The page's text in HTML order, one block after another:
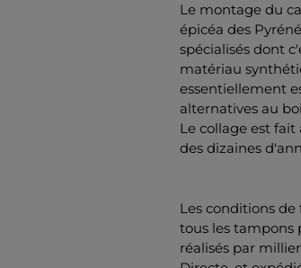
Le montage du
épicéa des
spécialisés dont
matériau
essentiellement
alternatives au
Le collage est
des dizaines
Les conditions
tous les tampons
réalisés par